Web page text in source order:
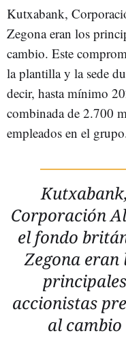
Kutxabank,
Zegona eran los
cambio. Este
la plantilla y la sede
decir, hasta mínimo
combinada de 2.700
empleados en el
Kutxabank,
Corporación
el fondo
Zegona eran
principales
accionistas
al cambio